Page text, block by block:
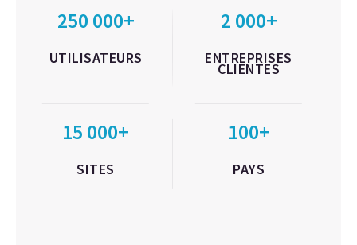
250 000+
UTILISATEURS
2 000+
ENTREPRISES
CLIENTES
15 000+
SITES
100+
PAYS